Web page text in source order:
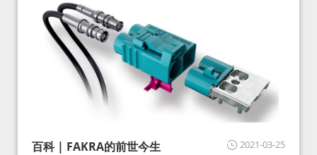
2021-03-25
百科 | FAKRA的前世今生